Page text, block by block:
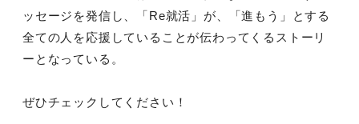
ッセージを発信し、「Re就活」が、「進もう」とする
全ての人を応援していることが伝わってくるストーリ
ーとなっている。
ぜひチェックしてください！